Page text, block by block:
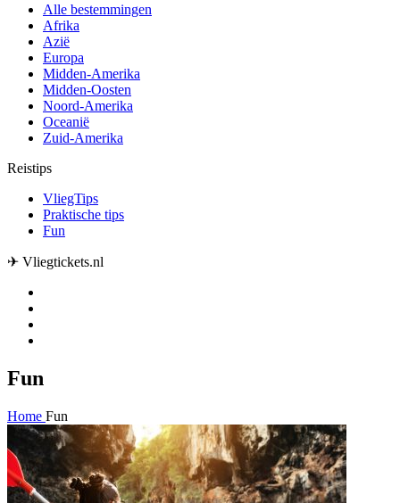
Alle bestemmingen
Afrika
Azië
Europa
Midden-Amerika
Midden-Oosten
Noord-Amerika
Oceanië
Zuid-Amerika
Reistips
VliegTips
Praktische tips
Fun
✈ Vliegtickets.nl
Fun
Home Fun